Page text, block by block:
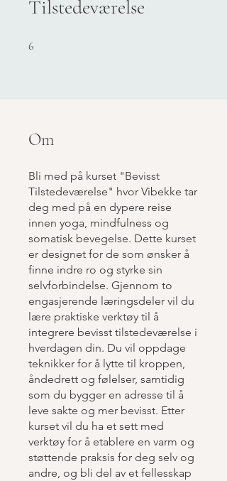
Tilstedeværelse
6
Om
Bli med på kurset "Bevisst
Tilstedeværelse" hvor Vibekke tar
deg med på en dypere reise
innen yoga, mindfulness og
somatisk bevegelse. Dette kurset
er designet for de som ønsker å
finne indre ro og styrke sin
selvforbindelse. Gjennom to
engasjerende læringsdeler vil du
lære praktiske verktøy til å
integrere bevisst tilstedeværelse i
hverdagen din. Du vil oppdage
teknikker for å lytte til kroppen,
åndedrett og følelser, samtidig
som du bygger en adresse til å
leve sakte og mer bevisst. Etter
kurset vil du ha et sett med
verktøy for å etablere en varm og
støttende praksis for deg selv og
andre, og bli del av et fellesskap